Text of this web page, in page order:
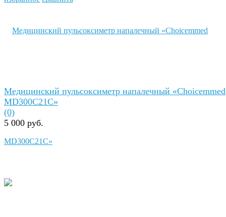
Медицинский пульсоксиметр напалечный «Сhoicemmed
MD300C21C»
(0)
5 000 руб.